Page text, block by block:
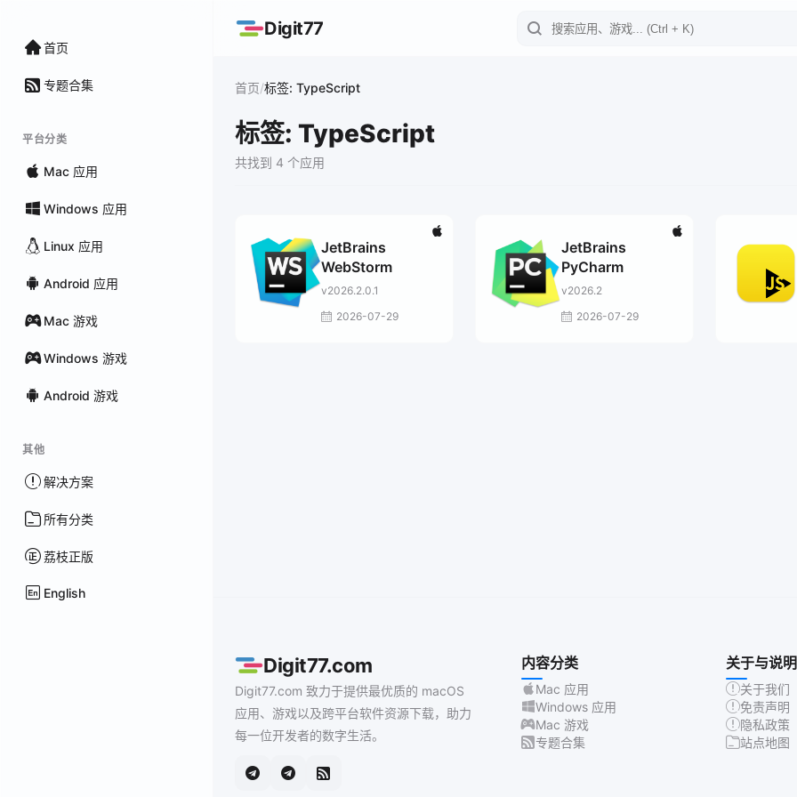
首页
专题合集
平台分类
Mac 应用
Windows 应用
Linux 应用
Android 应用
Mac 游戏
Windows 游戏
Android 游戏
其他
解决方案
所有分类
荔枝正版
English
Digit77
首页/标签: TypeScript
标签: TypeScript
共找到 4 个应用
JetBrains
WebStorm
v2026.2.0.1
2026-07-29
JetBrains
PyCharm
v2026.2
2026-07-29
Digit77.com
Digit77.com 致力于提供最优质的 macOS
应用、游戏以及跨平台软件资源下载，助力
每一位开发者的数字生活。
内容分类
Mac 应用
Windows 应用
Mac 游戏
专题合集
关于与说明
关于我们
免责声明
隐私政策
站点地图